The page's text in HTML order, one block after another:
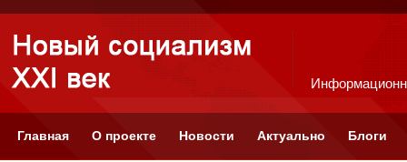
Главная О проекте Новости Актуально Блоги